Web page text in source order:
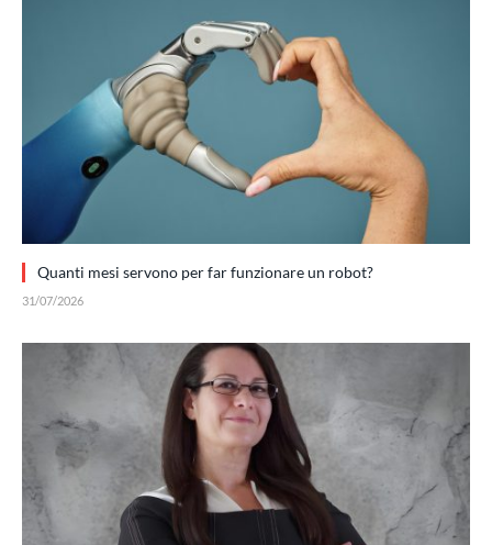
Quanti mesi servono per far funzionare un robot?
31/07/2026